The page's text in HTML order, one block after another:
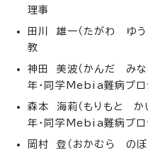
理事
田川 雄一（たがわ ゆう
教
神田 美波（かんだ み
年・同学Mebia難病プロ
森本 海莉（もりもと か
年・同学Mebia難病プロ
岡村 登（おかむら のぼ